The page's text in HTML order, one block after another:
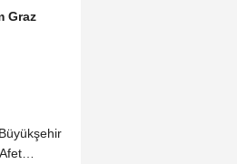
Graz